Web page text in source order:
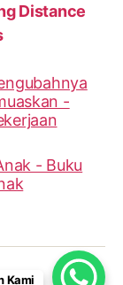
Distance
Kami